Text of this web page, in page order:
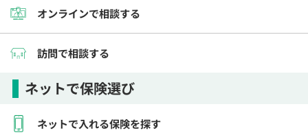
オンラインで相談する
訪問で相談する
ネットで保険選び
ネットで入れる保険を探す